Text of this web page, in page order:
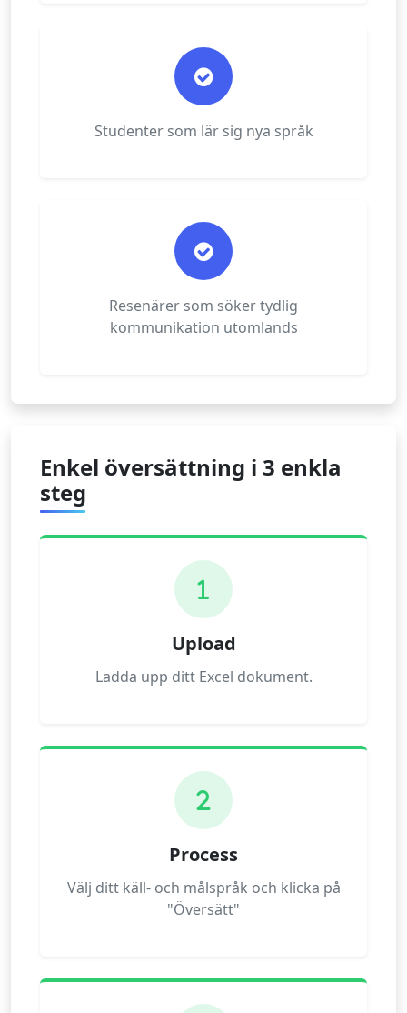
Studenter som lär sig nya språk
Resenärer som söker tydlig
kommunikation utomlands
Enkel översättning i 3 enkla
steg
1
Upload
Ladda upp ditt Excel dokument.
2
Process
Välj ditt käll- och målspråk och klicka på
"Översätt"